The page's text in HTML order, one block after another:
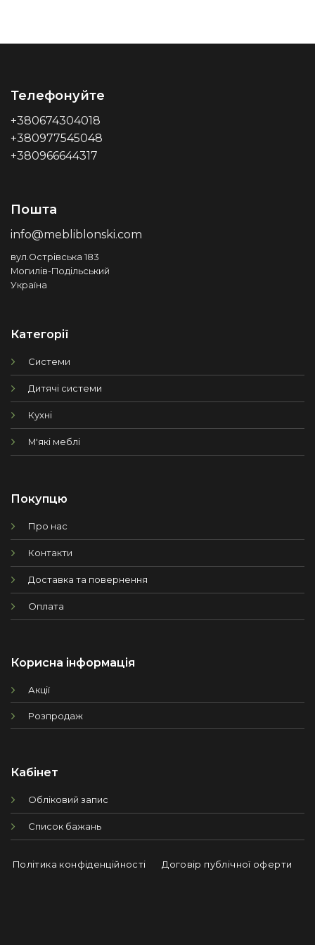
Телефонуйте
+380674304018
+380977545048
+380966644317
Пошта
info@mebliblonski.com
вул.Острівська 183
Могилів-Подільський
Україна
Категорії
Системи
Дитячі системи
Кухні
М'які меблі
Покупцю
Про нас
Контакти
Доставка та повернення
Оплата
Корисна інформація
Акції
Розпродаж
Кабінет
Обліковий запис
Список бажань
Політика конфіденційності Договір публічної оферти